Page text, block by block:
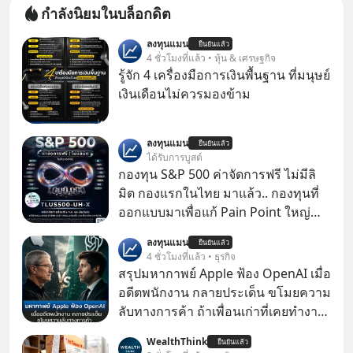
กำลังนิยมในบล็อกดิต
ลงทุนแมน ยืนยันแล้ว
4 ชั่วโมงที่แล้ว • หุ้น & เศรษฐกิจ
รู้จัก 4 เครื่องมือการเงินพื้นฐาน ที่มนุษย์
เงินเดือนไม่ควรมองข้าม
ลงทุนแมน ยืนยันแล้ว
ได้รับการบูสต์
กองทุน S&P 500 ค่าจัดการฟรี ไม่มีลิ
มิต กองแรกในไทย มาแล้ว.. กองทุนที่
ออกแบบมาเพื่อแก้ Pain Point ใหญ่
ลงทุนแมน ยืนยันแล้ว
4 ชั่วโมงที่แล้ว • ธุรกิจ
สรุปมหากาพย์ Apple ฟ้อง OpenAI เมื่อ
อดีตพนักงาน กลายประเด็น ขโมยความ
ลับทางการค้า ถ้าเพื่อนเก่าที่เคยทำงาน
เก่าที่เขาเคยทำไว้ ตอนยังอยู่บริษัท
WealthThink ยืนยันแล้ว